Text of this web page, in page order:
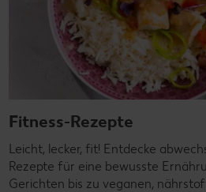
Fitness-Rezepte
Leicht, lecker, fit! Entdecke
Rezepte für eine bewusste
Gerichten bis zu veganen,